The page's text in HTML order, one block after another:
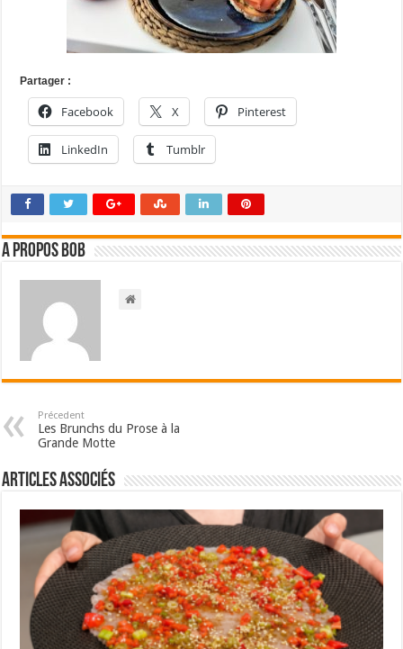
Partager :
Facebook X Pinterest
LinkedIn Tumblr
A propos bOb
Précedent
Les Brunchs du Prose à la
Grande Motte
Articles associés